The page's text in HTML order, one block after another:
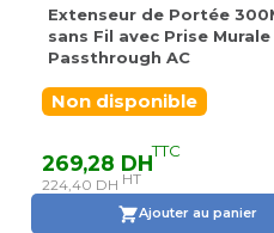
Extenseur de Portée
sans Fil avec Prise
Passthrough AC
Non disponible
269,28 DHTTC
224,40 DH HT
Ajouter au panier